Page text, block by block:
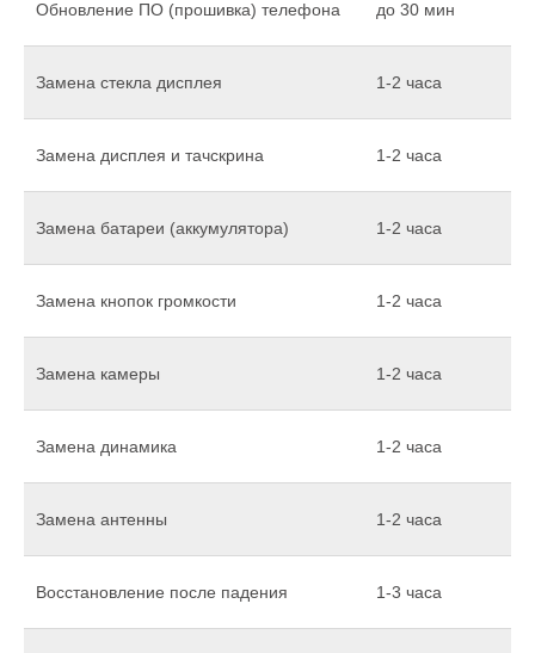
Обновление ПО (прошивка) телефона до 30 мин
Замена стекла дисплея 1-2 часа
Замена дисплея и тачскрина 1-2 часа
Замена батареи (аккумулятора) 1-2 часа
Замена кнопок громкости 1-2 часа
Замена камеры 1-2 часа
Замена динамика 1-2 часа
Замена антенны 1-2 часа
Восстановление после падения 1-3 часа